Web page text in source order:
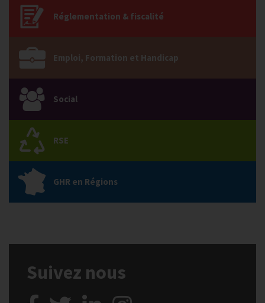
Réglementation & fiscalité
Emploi, Formation et Handicap
Social
RSE
GHR en Régions
Suivez nous